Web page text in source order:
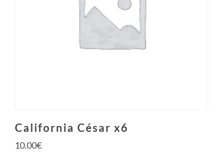
California César x6
10.00€